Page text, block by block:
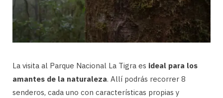
La visita al Parque Nacional La Tigra es ideal para los
amantes de la naturaleza. Allí podrás recorrer 8
senderos, cada uno con características propias y